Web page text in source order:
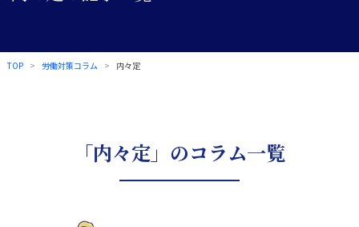
TOP 労働対策コラム 内々定
「内々定」のコラム一覧